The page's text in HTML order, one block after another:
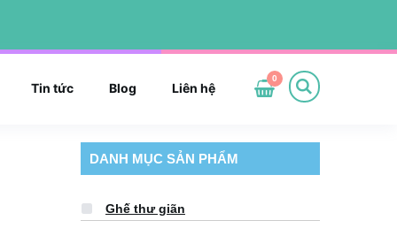
Tin tức Blog Liên hệ
0
DANH MỤC SẢN PHẨM
Ghế thư giãn